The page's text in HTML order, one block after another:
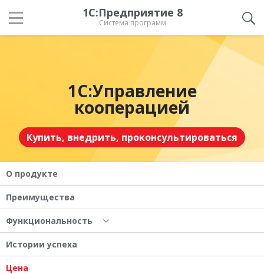
1С:Предприятие 8
Система программ
1С:Управление
кооперацией
Купить, внедрить, проконсультироваться
О продукте
Преимущества
Функциональность
Истории успеха
Цена